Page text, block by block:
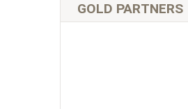
GOLD PARTNERS